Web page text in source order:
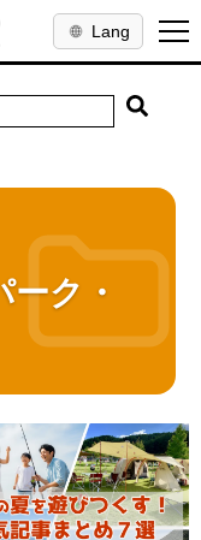
Lang
ーク・